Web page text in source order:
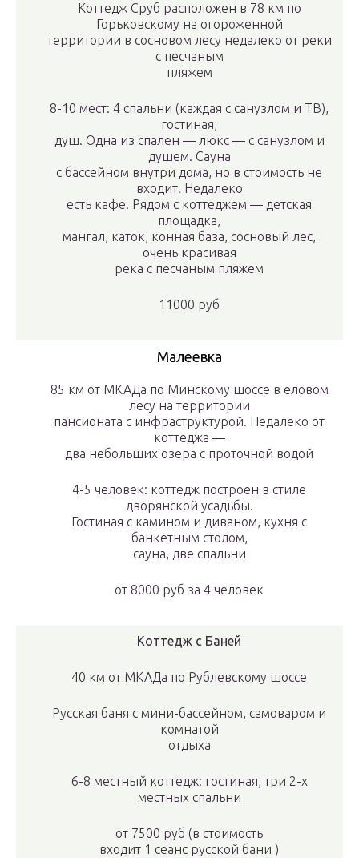
Коттедж Сруб расположен в 78 км по
Горьковскому на огороженной
территории в сосновом лесу недалеко от реки
с песчаным
пляжем
8-10 мест: 4 спальни (каждая с санузлом и ТВ),
гостиная,
душ. Одна из спален — люкс — с санузлом и
душем. Сауна
с бассейном внутри дома, но в стоимость не
входит. Недалеко
есть кафе. Рядом с коттеджем — детская
площадка,
мангал, каток, конная база, сосновый лес,
очень красивая
река с песчаным пляжем
11000 руб
Малеевка
85 км от МКАДа по Минскому шоссе в еловом
лесу на территории
пансионата с инфраструктурой. Недалеко от
коттеджа —
два небольших озера с проточной водой
4-5 человек: коттедж построен в стиле
дворянской усадьбы.
Гостиная с камином и диваном, кухня с
банкетным столом,
сауна, две спальни
от 8000 руб за 4 человек
Коттедж с Баней
40 км от МКАДа по Рублевскому шоссе
Русская баня с мини-бассейном, самоваром и
комнатой
отдыха
6-8 местный коттедж: гостиная, три 2-х
местных спальни
от 7500 руб (в стоимость
входит 1 сеанс русской бани )